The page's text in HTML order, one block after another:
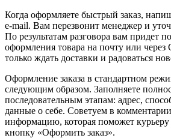
Когда оформляете быстрый заказ,
e-mail. Вам перезвонит менеджер и
По результатам разговора вам придет
оформления товара на почту или
только ждать доставки и радоваться
Оформление заказа в стандартном
следующим образом. Заполняете
последовательным этапам: адрес,
данные о себе. Советуем в комментарии
информацию, которая поможет
кнопку «Оформить заказ».